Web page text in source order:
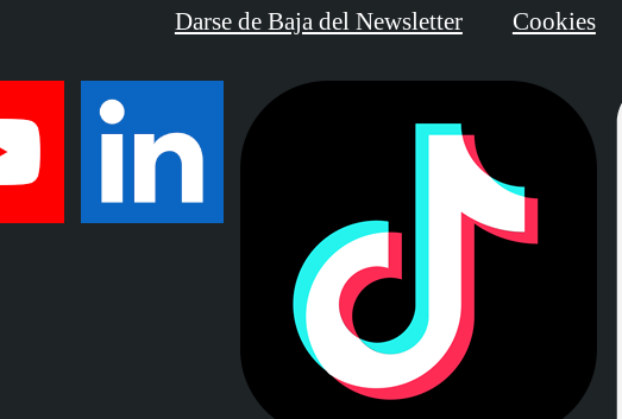
Darse de Baja del Newsletter Cookies